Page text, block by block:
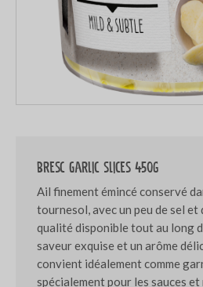
Bresc Garlic slices 450g
Ail finement émincé conservé
tournesol, avec un peu de sel et
qualité disponible tout au long
saveur exquise et un arôme
convient idéalement comme
spécialement pour les sauces